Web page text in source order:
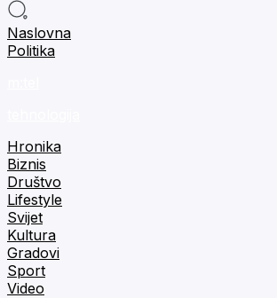
Naslovna
Politika
Hronika
Biznis
Društvo
Lifestyle
Svijet
Kultura
Gradovi
Sport
Video